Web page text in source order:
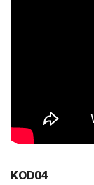
KOD04